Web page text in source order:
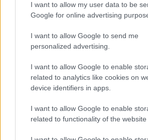
I want to allow my user data to be
Google for online advertising
I want to allow Google to send me
personalized advertising.
I want to allow Google to enable
related to analytics like cookies on
device identifiers in apps.
I want to allow Google to enable
related to functionality of the website
Atlético
Hermoso – Carrasco, Koke, Rodrigo de
Suárez, Joao Félix.
Estos jugadores son duda: Marcos